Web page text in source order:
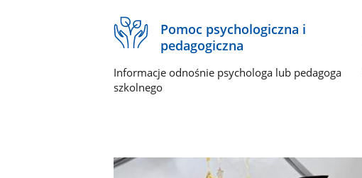
Pomoc psychologiczna i
pedagogiczna
Informacje odnośnie psychologa lub pedagoga
szkolnego